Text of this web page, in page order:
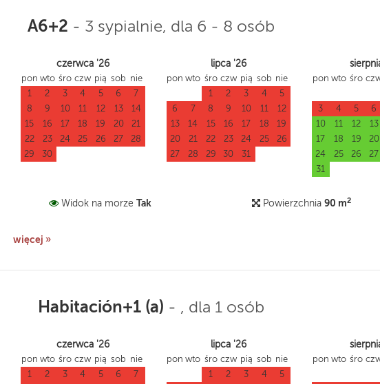
A6+2 - 3 sypialnie, dla 6 - 8 osób
czerwca '26
pon wto śro czw pią sob nie
1
2 3 4 5 6
7
8
9 10 11 12 13
14
15
16 17 18 19 20
21
22
23 24 25 26 27
28
29
30
lipca '26
pon wto śro czw pią sob nie
1
2 3 4
5
6
7 8 9 10 11
12
13
14 15 16 17 18
19
20
21 22 23 24 25
26
27
28 29 30 31
pon wto śro
3
4 5 6
10
11 12 13
17
18 19 20
24
25 26 27
31
Widok na morzeTak Powierzchnia 90 m2
więcej »
Habitación+1 (a) - , dla 1 osób
czerwca '26
pon wto śro czw pią sob nie
1
2 3 4 5 6
7
lipca '26
pon wto śro czw pią sob nie
1
2 3 4
5
pon wto śro